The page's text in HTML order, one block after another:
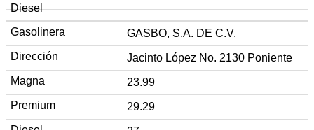
GASBO, S.A. DE C.V.
Jacinto López No. 2130 Poniente
23.99
29.29